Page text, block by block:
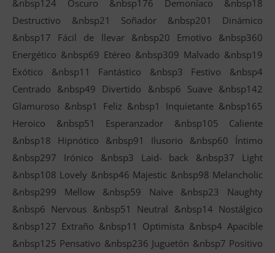
&nbsp124 Oscuro &nbsp176 Demoníaco &nbsp18
Destructivo &nbsp21 Soñador &nbsp201 Dinámico
&nbsp17 Fácil de llevar &nbsp20 Emotivo &nbsp360
Energético &nbsp69 Etéreo &nbsp309 Malvado &nbsp19
Exótico &nbsp11 Fantástico &nbsp3 Festivo &nbsp4
Centrado &nbsp49 Divertido &nbsp6 Suave &nbsp142
Glamuroso &nbsp1 Feliz &nbsp1 Inquietante &nbsp165
Heroico &nbsp51 Esperanzador &nbsp105 Caliente
&nbsp18 Hipnótico &nbsp91 Ilusorio &nbsp60 Íntimo
&nbsp297 Irónico &nbsp3 Laid- back &nbsp37 Light
&nbsp108 Lovely &nbsp46 Majestic &nbsp98 Melancholic
&nbsp299 Mellow &nbsp59 Naive &nbsp23 Naughty
&nbsp6 Nervous &nbsp51 Neutral &nbsp14 Nostálgico
&nbsp127 Extraño &nbsp11 Optimista &nbsp4 Apacible
&nbsp125 Pensativo &nbsp236 Juguetón &nbsp7 Positivo